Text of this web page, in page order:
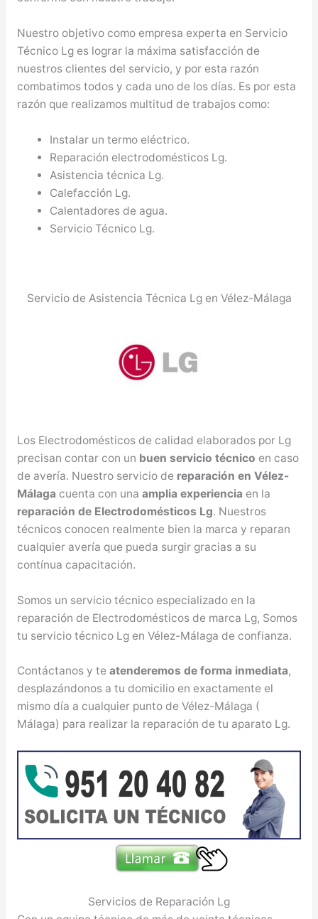
Nuestro objetivo como empresa experta en Servicio
Técnico Lg es lograr la máxima satisfacción de
nuestros clientes del servicio, y por esta razón
combatimos todos y cada uno de los días. Es por esta
razón que realizamos multitud de trabajos como:
Instalar un termo eléctrico.
Reparación electrodomésticos Lg.
Asistencia técnica Lg.
Calefacción Lg.
Calentadores de agua.
Servicio Técnico Lg.
Servicio de Asistencia Técnica Lg en Vélez-Málaga
Los Electrodomésticos de calidad elaborados por Lg
precisan contar con un buen servicio técnico en caso
de avería. Nuestro servicio de reparación en Vélez-
Málaga cuenta con una amplia experiencia en la
reparación de Electrodomésticos Lg. Nuestros
técnicos conocen realmente bien la marca y reparan
cualquier avería que pueda surgir gracias a su
contínua capacitación.
Somos un servicio técnico especializado en la
reparación de Electrodomésticos de marca Lg, Somos
tu servicio técnico Lg en Vélez-Málaga de confianza.
Contáctanos y te atenderemos de forma inmediata,
desplazándonos a tu domicilio en exactamente el
mismo día a cualquier punto de Vélez-Málaga (
Málaga) para realizar la reparación de tu aparato Lg.
Servicios de Reparación Lg